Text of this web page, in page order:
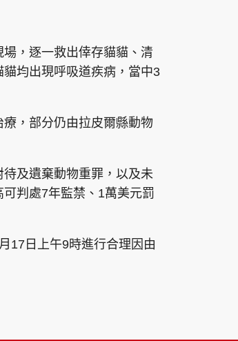
，逐一救出倖存貓貓、清
均出現呼吸道疾病，當中3
，部分仍由拉皮爾縣動物
及遺棄動物重罪，以及未
判處7年監禁、1萬美元罰
17日上午9時進行合理因由